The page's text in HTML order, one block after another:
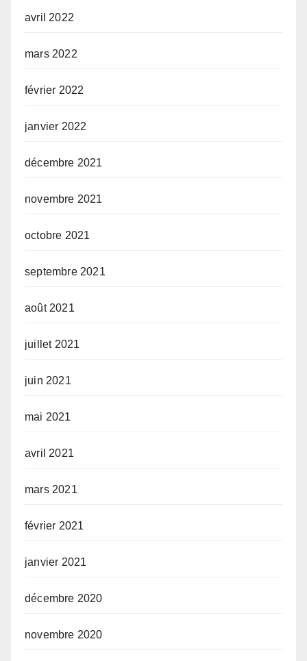
avril 2022
mars 2022
février 2022
janvier 2022
décembre 2021
novembre 2021
octobre 2021
septembre 2021
août 2021
juillet 2021
juin 2021
mai 2021
avril 2021
mars 2021
février 2021
janvier 2021
décembre 2020
novembre 2020